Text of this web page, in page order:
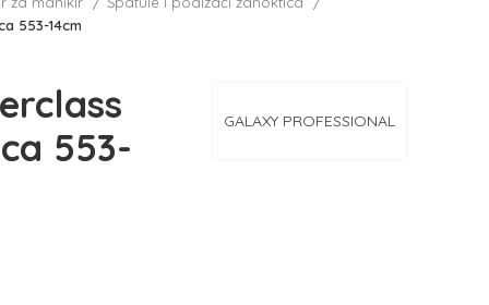
553-14cm
GALAXY PROFESSIONAL
553-